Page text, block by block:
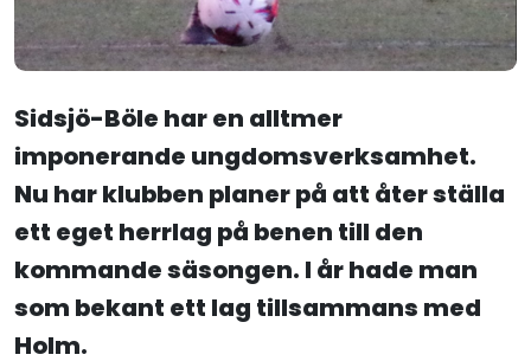
Sidsjö-Böle har en alltmer
imponerande ungdomsverksamhet.
Nu har klubben planer på att åter ställa
ett eget herrlag på benen till den
kommande säsongen. I år hade man
som bekant ett lag tillsammans med
Holm.